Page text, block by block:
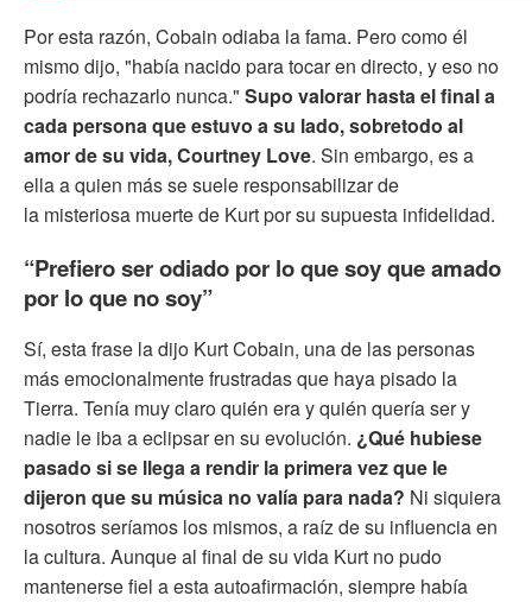
Por esta razón, Cobain odiaba la fama. Pero como él
mismo dijo, "había nacido para tocar en directo, y eso no
podría rechazarlo nunca." Supo valorar hasta el final a
cada persona que estuvo a su lado, sobretodo al
amor de su vida, Courtney Love. Sin embargo, es a
ella a quien más se suele responsabilizar de
la misteriosa muerte de Kurt por su supuesta infidelidad.
“Prefiero ser odiado por lo que soy que amado
por lo que no soy”
Sí, esta frase la dijo Kurt Cobain, una de las personas
más emocionalmente frustradas que haya pisado la
Tierra. Tenía muy claro quién era y quién quería ser y
nadie le iba a eclipsar en su evolución. ¿Qué hubiese
pasado si se llega a rendir la primera vez que le
dijeron que su música no valía para nada? Ni siquiera
nosotros seríamos los mismos, a raíz de su influencia en
la cultura. Aunque al final de su vida Kurt no pudo
mantenerse fiel a esta autoafirmación, siempre había